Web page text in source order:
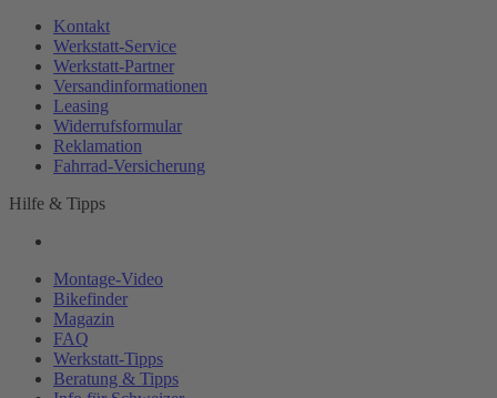
Kontakt
Werkstatt-Service
Werkstatt-Partner
Versandinformationen
Leasing
Widerrufsformular
Reklamation
Fahrrad-Versicherung
Hilfe & Tipps
Montage-Video
Bikefinder
Magazin
FAQ
Werkstatt-Tipps
Beratung & Tipps